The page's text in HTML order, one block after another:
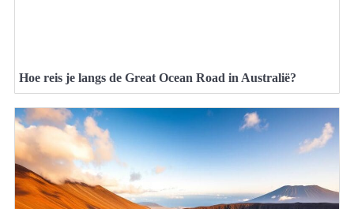
Hoe reis je langs de Great Ocean Road in Australië?